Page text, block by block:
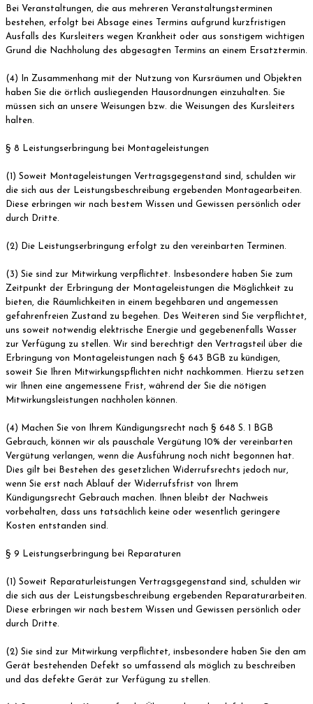
Bei Veranstaltungen, die aus mehreren Veranstaltungsterminen
bestehen, erfolgt bei Absage eines Termins aufgrund kurzfristigen
Ausfalls des Kursleiters wegen Krankheit oder aus sonstigem wichtigen
Grund die Nachholung des abgesagten Termins an einem Ersatztermin.
(4) In Zusammenhang mit der Nutzung von Kursräumen und Objekten
haben Sie die örtlich ausliegenden Hausordnungen einzuhalten. Sie
müssen sich an unsere Weisungen bzw. die Weisungen des Kursleiters
halten.
§ 8 Leistungserbringung bei Montageleistungen
(1) Soweit Montageleistungen Vertragsgegenstand sind, schulden wir
die sich aus der Leistungsbeschreibung ergebenden Montagearbeiten.
Diese erbringen wir nach bestem Wissen und Gewissen persönlich oder
durch Dritte.
(2) Die Leistungserbringung erfolgt zu den vereinbarten Terminen.
(3) Sie sind zur Mitwirkung verpflichtet. Insbesondere haben Sie zum
Zeitpunkt der Erbringung der Montageleistungen die Möglichkeit zu
bieten, die Räumlichkeiten in einem begehbaren und angemessen
gefahrenfreien Zustand zu begehen. Des Weiteren sind Sie verpflichtet,
uns soweit notwendig elektrische Energie und gegebenenfalls Wasser
zur Verfügung zu stellen. Wir sind berechtigt den Vertragsteil über die
Erbringung von Montageleistungen nach § 643 BGB zu kündigen,
soweit Sie Ihren Mitwirkungspflichten nicht nachkommen. Hierzu setzen
wir Ihnen eine angemessene Frist, während der Sie die nötigen
Mitwirkungsleistungen nachholen können.
(4) Machen Sie von Ihrem Kündigungsrecht nach § 648 S. 1 BGB
Gebrauch, können wir als pauschale Vergütung 10% der vereinbarten
Vergütung verlangen, wenn die Ausführung noch nicht begonnen hat.
Dies gilt bei Bestehen des gesetzlichen Widerrufsrechts jedoch nur,
wenn Sie erst nach Ablauf der Widerrufsfrist von Ihrem
Kündigungsrecht Gebrauch machen. Ihnen bleibt der Nachweis
vorbehalten, dass uns tatsächlich keine oder wesentlich geringere
Kosten entstanden sind.
§ 9 Leistungserbringung bei Reparaturen
(1) Soweit Reparaturleistungen Vertragsgegenstand sind, schulden wir
die sich aus der Leistungsbeschreibung ergebenden Reparaturarbeiten.
Diese erbringen wir nach bestem Wissen und Gewissen persönlich oder
durch Dritte.
(2) Sie sind zur Mitwirkung verpflichtet, insbesondere haben Sie den am
Gerät bestehenden Defekt so umfassend als möglich zu beschreiben
und das defekte Gerät zur Verfügung zu stellen.